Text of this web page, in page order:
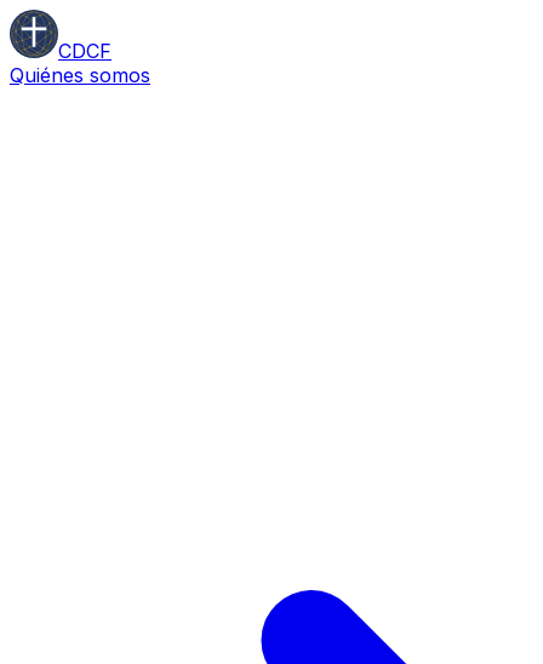
CDCF
Quiénes somos